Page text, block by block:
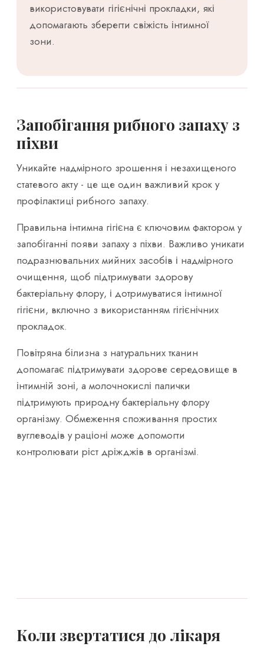
використовувати гігієнічні прокладки, які
допомагають зберегти свіжість інтимної
зони.
Запобігання рибного запаху з
піхви
Уникайте надмірного зрошення і незахищеного
статевого акту - це ще один важливий крок у
профілактиці рибного запаху.
Правильна інтимна гігієна є ключовим фактором у
запобіганні появи запаху з піхви. Важливо уникати
подразнювальних мийних засобів і надмірного
очищення, щоб підтримувати здорову
бактеріальну флору, і дотримуватися інтимної
гігієни, включно з використанням гігієнічних
прокладок.
Повітряна білизна з натуральних тканин
допомагає підтримувати здорове середовище в
інтимній зоні, а молочнокислі палички
підтримують природну бактеріальну флору
організму. Обмеження споживання простих
вуглеводів у раціоні може допомогти
контролювати ріст дріжджів в організмі.
Коли звертатися до лікаря